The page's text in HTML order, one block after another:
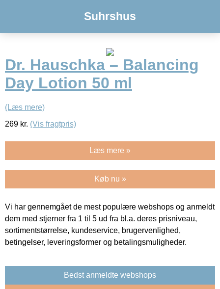
Suhrshus
Dr. Hauschka – Balancing
Day Lotion 50 ml
(Læs mere)
269 kr. (Vis fragtpris)
Læs mere »
Køb nu »
Vi har gennemgået de mest populære webshops og anmeldt
dem med stjerner fra 1 til 5 ud fra bl.a. deres prisniveau,
sortimentstørrelse, kundeservice, brugervenlighed,
betingelser, leveringsformer og betalingsmuligheder.
Bedst anmeldte webshops